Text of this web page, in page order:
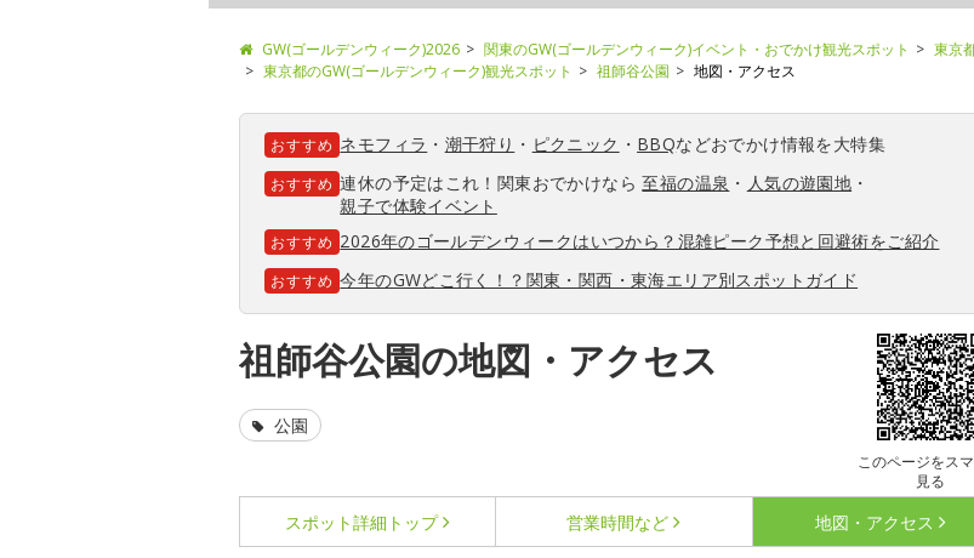
GW(ゴールデンウィーク)2026 関東のGW(ゴールデンウィーク)イベント・おでかけ観光スポット
東京
東京都のGW(ゴールデンウィーク)観光スポット
祖師谷公園 地図・アクセス
おすすめ ネモフィラ ・ 潮干狩り ・ ピクニック ・ BBQなどおでかけ情報を大特集
おすすめ 連休の予定はこれ！関東おでかけなら至福の温泉 ・ 人気の遊園地 ・
親子で体験イベント
おすすめ 2026年のゴールデンウィークはいつから？混雑ピーク予想と回避術をご紹介
おすすめ 今年のGWどこ行く！？関東・関西・東海エリア別スポットガイド
祖師谷公園の地図・アクセス
このページをス
見る
公園
スポット詳細 トップ 営業時間など 地図・アクセス